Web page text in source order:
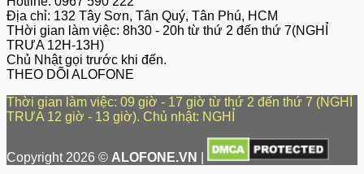
Địa chỉ: 132 Tây Sơn, Tân Quý, Tân Phú, HCM
THời gian làm việc: 8h30 - 20h từ thứ 2 đến thứ 7(NGHỈ
TRƯA 12H-13H)
Chủ Nhật gọi trước khi đến.
THEO DÕI ALOFONE
Thời gian làm việc: 09 giờ - 17 giờ từ thứ 2 đến thứ 7 (NGHỈ
TRƯA 12 giờ - 13 giờ). Chủ nhật: NGHỈ
Copyright 2026 © ALOFONE.VN